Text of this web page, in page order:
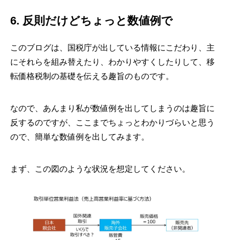
6. 反則だけどちょっと数値例で
このブログは、国税庁が出している情報にこだわり、主
にそれらを組み替えたり、わかりやすくしたりして、移
転価格税制の基礎を伝える趣旨のものです。
なので、あんまり私が数値例を出してしまうのは趣旨に
反するのですが、ここまでちょっとわかりづらいと思う
ので、簡単な数値例を出してみます。
まず、この図のような状況を想定してください。